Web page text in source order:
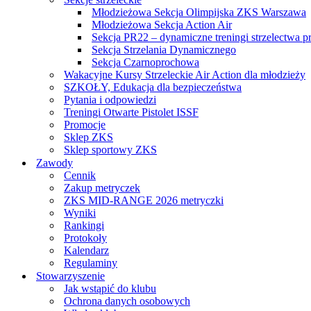
Młodzieżowa Sekcja Olimpijska ZKS Warszawa
Młodzieżowa Sekcja Action Air
Sekcja PR22 – dynamiczne treningi strzelectwa
Sekcja Strzelania Dynamicznego
Sekcja Czarnoprochowa
Wakacyjne Kursy Strzeleckie Air Action dla młodzieży
SZKOŁY, Edukacja dla bezpieczeństwa
Pytania i odpowiedzi
Treningi Otwarte Pistolet ISSF
Promocje
Sklep ZKS
Sklep sportowy ZKS
Zawody
Cennik
Zakup metryczek
ZKS MID-RANGE 2026 metryczki
Wyniki
Rankingi
Protokoły
Kalendarz
Regulaminy
Stowarzyszenie
Jak wstąpić do klubu
Ochrona danych osobowych